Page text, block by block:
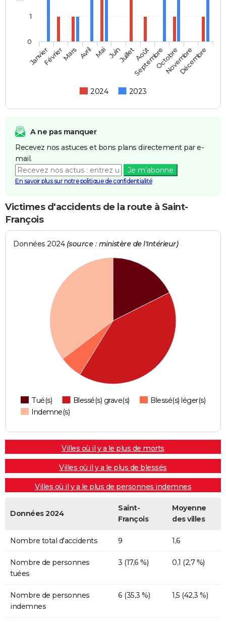
2024 2023
JanvierFévrierMars Avril Mai JuinJuilletAoût
SeptembreOctobre
Novembre
Décembre
0
1
A ne pas manquer
Recevez nos astuces et bons plans directement par e-
mail.
Je m'abonne
En savoir plus sur notre politique de confidentialité
Victimes d'accidents de la route à Saint-
François
Données 2024 (source : ministère de l'Intérieur)
Tué(s) Blessé(s) grave(s)
Blessé(s) léger(s)
Indemne(s)
Villes où il y a le plus de morts
Villes où il y a le plus de blessés
Villes où il y a le plus de personnes indemnes
Données 2024
Saint-
François
Moyenne
des villes
Nombre total d'accidents 9 1,6
Nombre de personnes
tuées
3 (17,6 %) 0,1 (2,7 %)
Nombre de personnes
indemnes
6 (35,3 %) 1,5 (42,3 %)